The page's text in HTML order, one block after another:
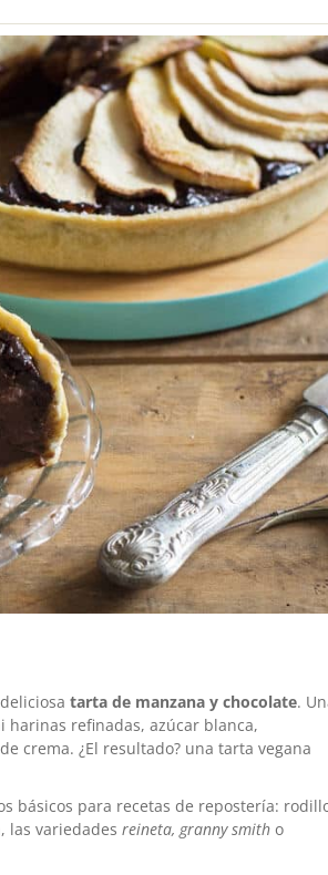
tarta de manzana y chocolate.
harinas refinadas, azúcar blanca,
crema. ¿El resultado? una tarta vegana
básicos para recetas de repostería:
las variedades reineta, granny smith o